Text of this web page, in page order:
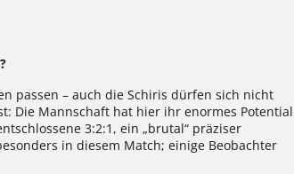
passen – auch die Schiris dürfen sich nicht
Die Mannschaft hat hier ihr enormes Potential
3:2:1, ein „brutal“ präziser
in diesem Match; einige Beobachter